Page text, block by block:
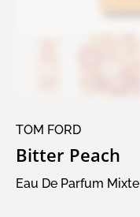
TOM FORD
Bitter Peach
Eau De Parfum Mixte